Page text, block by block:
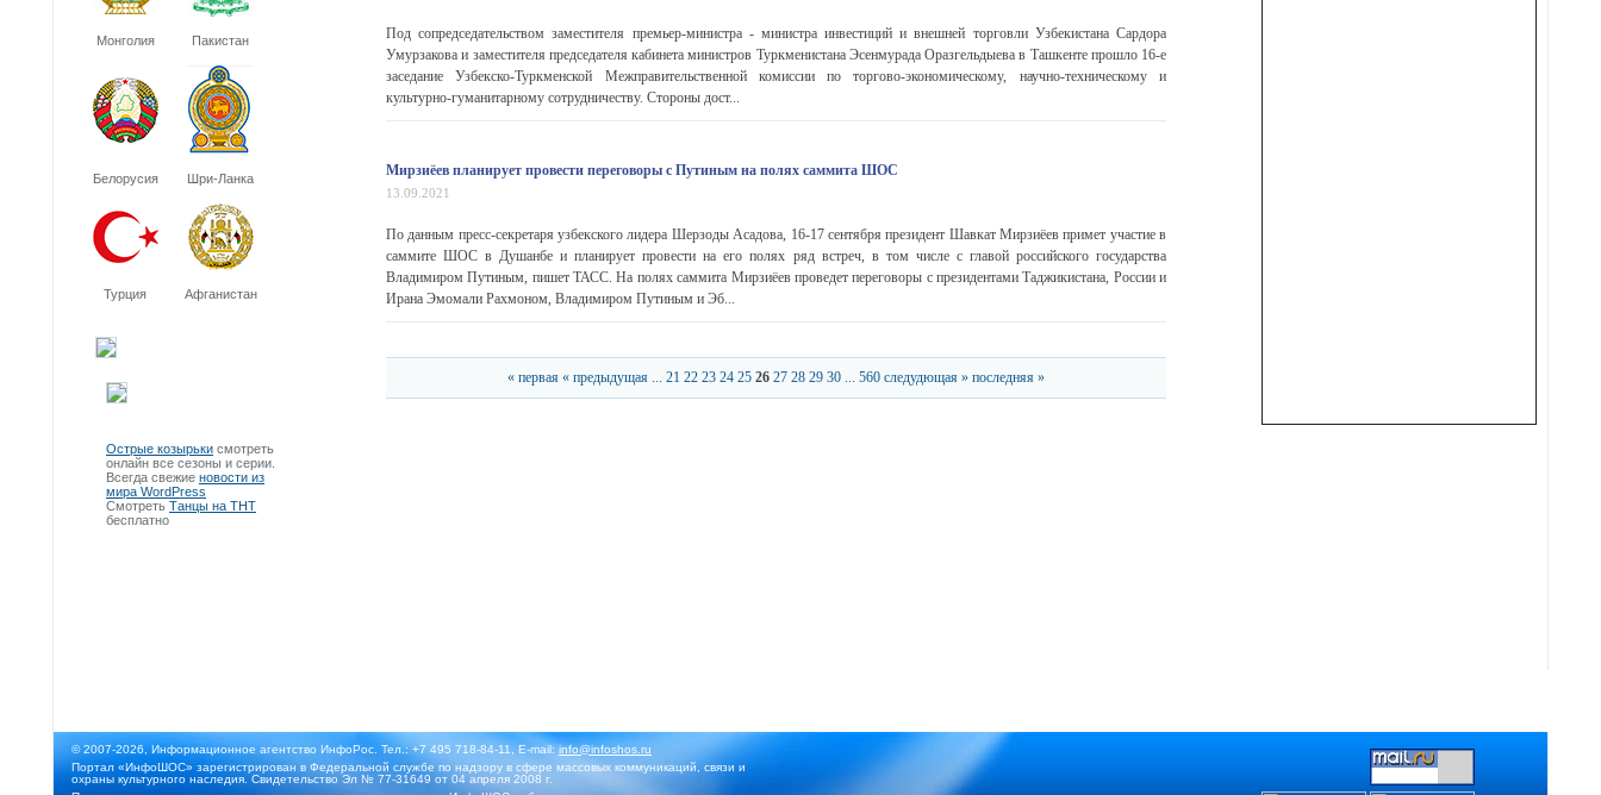
Монголия Пакистан
Белорусия Шри-Ланка
Турция Афганистан
Острые козырьки смотреть
онлайн все сезоны и серии.
Всегда свежие новости из
мира WordPress
Смотреть Танцы на ТНТ
бесплатно
Под сопредседательством заместителя премьер-министра - министра инвестиций и внешней торговли Узбекистана Сардора
Умурзакова и заместителя председателя кабинета министров Туркменистана Эсенмурада Оразгельдыева в Ташкенте прошло 16-е
заседание Узбекско-Туркменской Межправительственной комиссии по торгово-экономическому, научно-техническому и
культурно-гуманитарному сотрудничеству. Стороны дост...
Мирзиёев планирует провести переговоры с Путиным на полях саммита ШОС
13.09.2021
По данным пресс-секретаря узбекского лидера Шерзоды Асадова, 16-17 сентября президент Шавкат Мирзиёев примет участие в
саммите ШОС в Душанбе и планирует провести на его полях ряд встреч, в том числе с главой российского государства
Владимиром Путиным, пишет ТАСС. На полях саммита Мирзиёев проведет переговоры с президентами Таджикистана, России и
Ирана Эмомали Рахмоном, Владимиром Путиным и Эб...
« первая « предыдущая ... 21 22 23 24 25 26 27 28 29 30 ... 560 следудющая » последняя »
© 2007-2026, Информационное агентство ИнфоРос. Тел.: +7 495 718-84-11, E-mail:info@infoshos.ru
Портал «ИнфоШОС» зарегистрирован в Федеральной службе по надзору в сфере массовых коммуникаций, связи и
охраны культурного наследия. Свидетельство Эл № 77-31649 от 04 апреля 2008 г.